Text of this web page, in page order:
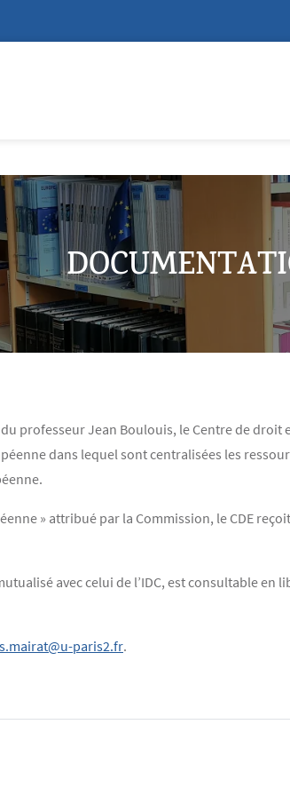
professeur Jean Boulouis, le Centre de
dans lequel sont centralisées les
» attribué par la Commission, le CDE
avec celui de l’IDC, est consultable
paris2.fr.